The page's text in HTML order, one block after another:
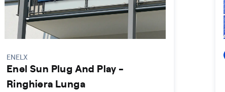
ENELX
Enel Sun Plug And Play -
Ringhiera Lunga